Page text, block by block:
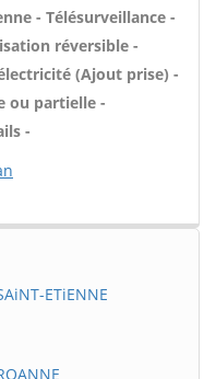
- Télésurveillance -
réversible -
(Ajout prise) -
ou partielle -
-
ETiENNE